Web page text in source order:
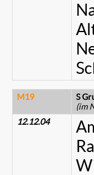
M19
S
(im
12.12.04